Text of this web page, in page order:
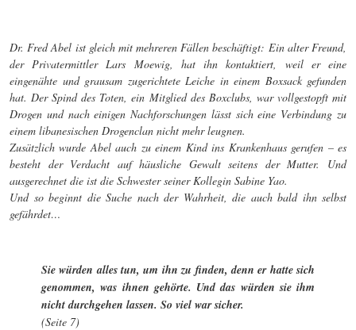
Dr. Fred Abel ist gleich mit mehreren Fällen beschäftigt: Ein alter Freund,
der Privatermittler Lars Moewig, hat ihn kontaktiert, weil er eine
eingenähte und grausam zugerichtete Leiche in einem Boxsack gefunden
hat. Der Spind des Toten, ein Mitglied des Boxclubs, war vollgestopft mit
Drogen und nach einigen Nachforschungen lässt sich eine Verbindung zu
einem libanesischen Drogenclan nicht mehr leugnen.
Zusätzlich wurde Abel auch zu einem Kind ins Krankenhaus gerufen – es
besteht der Verdacht auf häusliche Gewalt seitens der Mutter. Und
ausgerechnet die ist die Schwester seiner Kollegin Sabine Yao.
Und so beginnt die Suche nach der Wahrheit, die auch bald ihn selbst
gefährdet…
Sie würden alles tun, um ihn zu finden, denn er hatte sich
genommen, was ihnen gehörte. Und das würden sie ihm
nicht durchgehen lassen. So viel war sicher.
(Seite 7)